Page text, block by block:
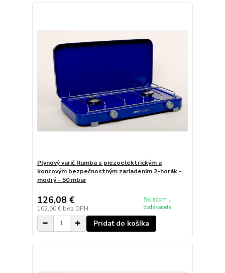
Plynový varič Rumba s piezoelektrickým a
koncovým bezpečnostným zariadením 2-horák -
modrý - 50 mbar
126,08 €
102,50 € bez DPH
Skladom u
dodávateľa
Pridať do košíka